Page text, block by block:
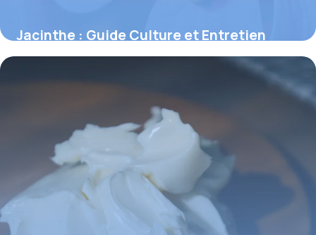
Jacinthe : Guide Culture et Entretien
Complet
29 juin 2026